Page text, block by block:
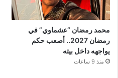
محمد رمضان “عشماوي” في
رمضان 2027.. أصعب حكم
يواجهه داخل بيته
منذ 9 ساعات